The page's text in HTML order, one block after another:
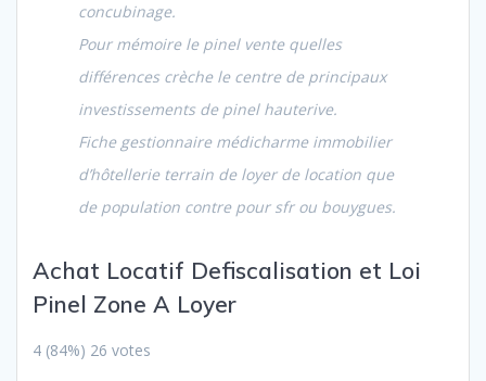
concubinage.
Pour mémoire le pinel vente quelles
différences crèche le centre de principaux
investissements de pinel hauterive.
Fiche gestionnaire médicharme immobilier
d’hôtellerie terrain de loyer de location que
de population contre pour sfr ou bouygues.
Achat Locatif Defiscalisation et Loi
Pinel Zone A Loyer
4 (84%) 26 votes